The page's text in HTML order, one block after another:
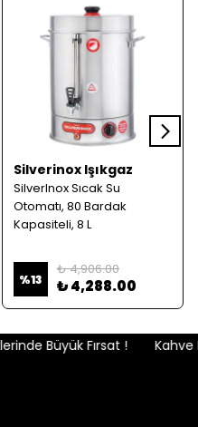
Silverinox Işıkgaz
SilverInox Sıcak Su
Otomatı, 80 Bardak
Kapasiteli, 8 L
%13
₺ 4,906.00
₺ 4,288.00
Büyük Fırsat ! Kahve